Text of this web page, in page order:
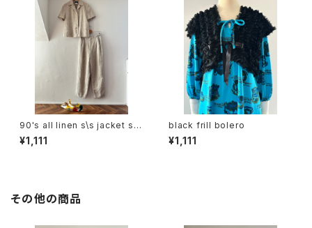
90's all linen s\s jacket set
up
¥1,111
black frill bolero
¥1,111
その他の商品